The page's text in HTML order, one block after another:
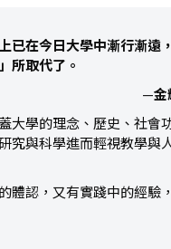
已在今日大學中漸行漸遠
所取代了。
—金
大學的理念、歷史、社會
究與科學進而輕視教學與
體認，又有實踐中的經驗